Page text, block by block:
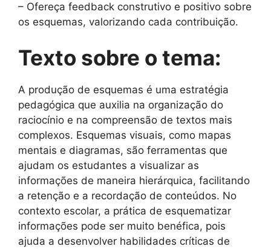
– Ofereça feedback construtivo e positivo sobre
os esquemas, valorizando cada contribuição.
Texto sobre o tema:
A produção de esquemas é uma estratégia
pedagógica que auxilia na organização do
raciocínio e na compreensão de textos mais
complexos. Esquemas visuais, como mapas
mentais e diagramas, são ferramentas que
ajudam os estudantes a visualizar as
informações de maneira hierárquica, facilitando
a retenção e a recordação de conteúdos. No
contexto escolar, a prática de esquematizar
informações pode ser muito benéfica, pois
ajuda a desenvolver habilidades críticas de